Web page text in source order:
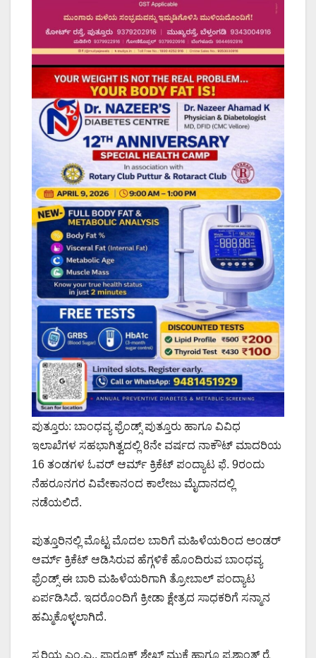
ಪುತ್ತೂರು: ಬಾಂಧವ್ಯ ಫ್ರೆಂಡ್ಸ್ ಪುತ್ತೂರು ಹಾಗೂ ವಿವಿಧ
ಇಲಾಖೆಗಳ ಸಹಭಾಗಿತ್ವದಲ್ಲಿ 8ನೇ ವರ್ಷದ ನಾಕೌಟ್ ಮಾದರಿಯ
16 ತಂಡಗಳ ಓವರ್ ಆರ್ಮ್ ಕ್ರಿಕೆಟ್ ಪಂದ್ಯಾಟ ಫೆ. 9ರಂದು
ನೆಹರೂನಗರ ವಿವೇಕಾನಂದ ಕಾಲೇಜು ಮೈದಾನದಲ್ಲಿ
ನಡೆಯಲಿದೆ.
ಪುತ್ತೂರಿನಲ್ಲಿ ಮೊಟ್ಟ ಮೊದಲ ಬಾರಿಗೆ ಮಹಿಳೆಯರಿಂದ ಅಂಡರ್
ಆರ್ಮ್ ಕ್ರಿಕೆಟ್ ಆಡಿಸಿರುವ ಹೆಗ್ಗಳಿಕೆ ಹೊಂದಿರುವ ಬಾಂಧವ್ಯ
ಫ್ರೆಂಡ್ಸ್ ಈ ಬಾರಿ ಮಹಿಳೆಯರಿಗಾಗಿ ತ್ರೋಬಾಲ್ ಪಂದ್ಯಾಟ
ಏರ್ಪಡಿಸಿದೆ. ಇದರೊಂದಿಗೆ ಕ್ರೀಡಾ ಕ್ಷೇತ್ರದ ಸಾಧಕರಿಗೆ ಸನ್ಮಾನ
ಹಮ್ಮಿಕೊಳ್ಳಲಾಗಿದೆ.
ಸ್ಕರಿಯ ಎಂ.ಎ., ಫಾರೂಕ್ ಶೇಖ್ ಮುಕ್ವೆ ಹಾಗೂ ಪ್ರಶಾಂತ್ ರೈ